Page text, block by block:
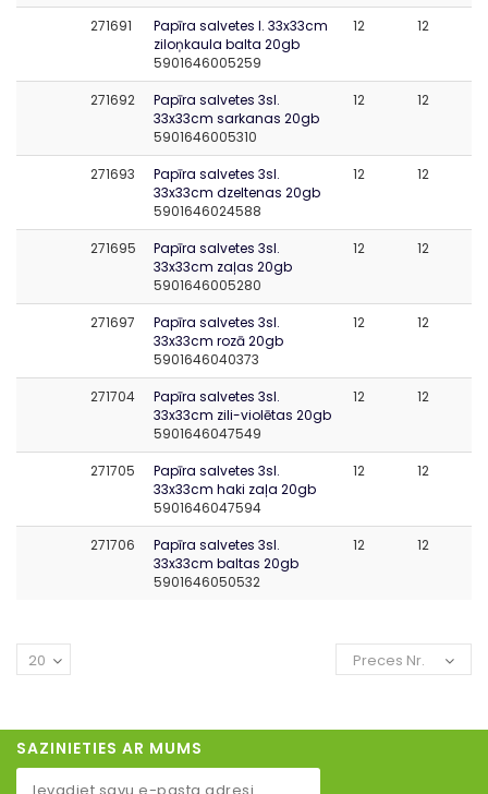
271691
Papīra salvetes l. 33x33cm
ziloņkaula balta 20gb
5901646005259
12 12
271692
Papīra salvetes 3sl.
33x33cm sarkanas 20gb
5901646005310
12 12
271693
Papīra salvetes 3sl.
33x33cm dzeltenas 20gb
5901646024588
12 12
271695
Papīra salvetes 3sl.
33x33cm zaļas 20gb
5901646005280
12 12
271697
Papīra salvetes 3sl.
33x33cm rozā 20gb
5901646040373
12 12
271704
Papīra salvetes 3sl.
33x33cm zili-violētas 20gb
5901646047549
12 12
271705
Papīra salvetes 3sl.
33x33cm haki zaļa 20gb
5901646047594
12 12
271706
Papīra salvetes 3sl.
33x33cm baltas 20gb
5901646050532
12 12
Preces Nr.
20
SAZINIETIES AR MUMS